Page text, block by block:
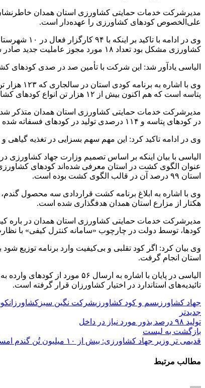
مدیرشرکت خدمات حمایتی کشاورزی استان همدان
علی‌الخصوص کودهای کشاورزی را عهده‌دار است.
وی در
کشاورزی مشکل بود تعداد ۱۸ مورد مجوز عاملیت جدید صادر شده است.
الیاسی یادآور شد: این شرکت با تأمین صد در صدی کودهای کشاورزی مورد نیاز استان، به طور
پتاسه است که هم اکنون بیش از ۱۲ هزار تن انواع کودهای کشاورزی یارانه‌دار در انبارهای شرکت خدمات حمایتی کشاورزی استان برای کشت‌های پاییزه استان ذخیره شده است.
در کودهای پتاسه و ۱۱۴ درصدی تولید در کودهای فسفاته شده است.
وی در ادامه تاکید کرد: این مهم سهم بسزایی در تغذیه
الیاسی با بیان اینکه بر اساس تصمیم وزارت جهاد کشاورزی
استان ۹۹ درصد آن در قالب الگوی کشت بوده است.
هکتار از مزارع استان همدان هدفگذاری شده است.
مدیرشرکت خدمات حمایتی کشاورزی استان همدان در باره
کودها، توسط دولت در چارچوب «سامانه کنترل کیفی» با
استان انجام گرفت.
الیاسی در پایان با اشاره به
تائیدیه‌های استاندارد در اختیار کشاورزان قرار گرفته است.
جهاد کشاورزیسم و کود کشاورزیشرکت نگین سبز کشاورزان
جدیدتر
تولید ۹۸ درصد بذور مورد نیاز در داخل
بازگشت به لیست
قدیمی تر وزیر جهاد کشاورزی: بیش از ۱۰ میلیون تُن گندم امسال از کشاورزان خریداری شد
مطالب مرتبط